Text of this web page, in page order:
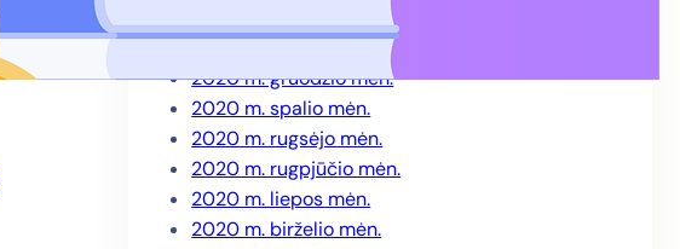
2020 m. gruodžio mėn.
2020 m. spalio mėn.
2020 m. rugsėjo mėn.
2020 m. rugpjūčio mėn.
2020 m. liepos mėn.
2020 m. birželio mėn.